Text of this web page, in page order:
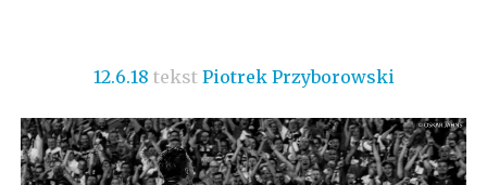
12.6.18 tekst Piotrek Przyborowski